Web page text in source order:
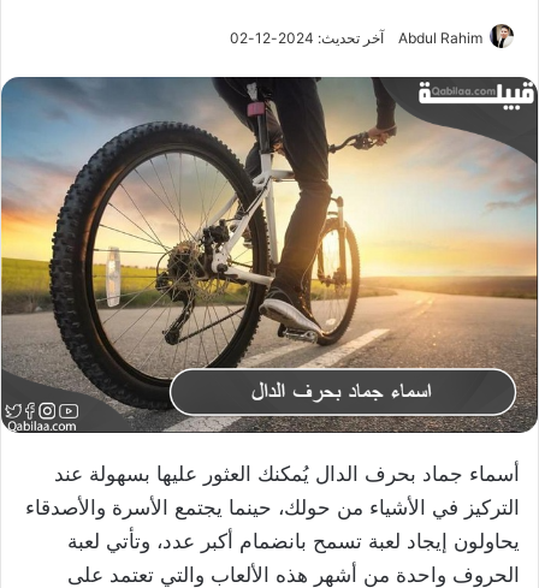
Abdul Rahim آخر تحديث: 2024-12-02
أسماء جماد بحرف الدال يُمكنك العثور عليها بسهولة عند
التركيز في الأشياء من حولك، حينما يجتمع الأسرة والأصدقاء
يحاولون إيجاد لعبة تسمح بانضمام أكبر عدد، وتأتي لعبة
الحروف واحدة من أشهر هذه الألعاب والتي تعتمد على